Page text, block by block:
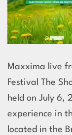
Maxxima live
Festival The
held on July 6,
experience in
located in the